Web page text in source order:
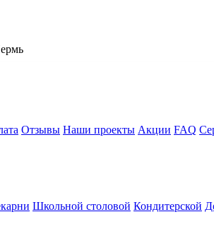
Отзывы Наши проекты Акции FAQ
Школьной столовой Кондитерской